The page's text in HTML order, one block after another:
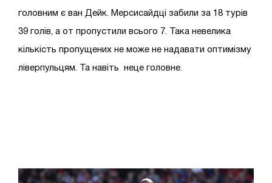
головним є ван Дейк. Мерсисайдці забили за 18 турів
39 голів, а от пропустили всього 7. Така невелика
кількість пропущених не може не надавати оптимізму
ліверпульцям. Та навіть неце головне.